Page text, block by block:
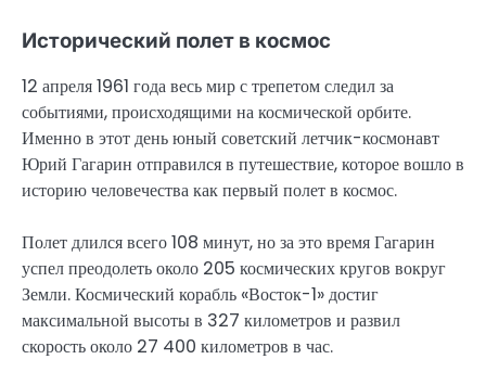
Исторический полет в космос
12 апреля 1961 года весь мир с трепетом следил за
событиями, происходящими на космической орбите.
Именно в этот день юный советский летчик-космонавт
Юрий Гагарин отправился в путешествие, которое вошло в
историю человечества как первый полет в космос.
Полет длился всего 108 минут, но за это время Гагарин
успел преодолеть около 205 космических кругов вокруг
Земли. Космический корабль «Восток-1» достиг
максимальной высоты в 327 километров и развил
скорость около 27 400 километров в час.